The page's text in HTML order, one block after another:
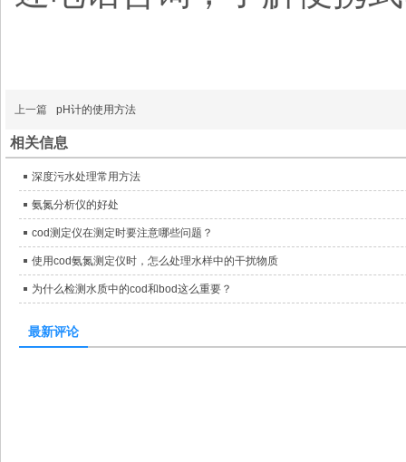
上一篇 pH计的使用方法
相关信息
深度污水处理常用方法
氨氮分析仪的好处
cod测定仪在测定时要注意哪些问题？
使用cod氨氮测定仪时，怎么处理水样中的干扰物质
为什么检测水质中的cod和bod这么重要？
最新评论